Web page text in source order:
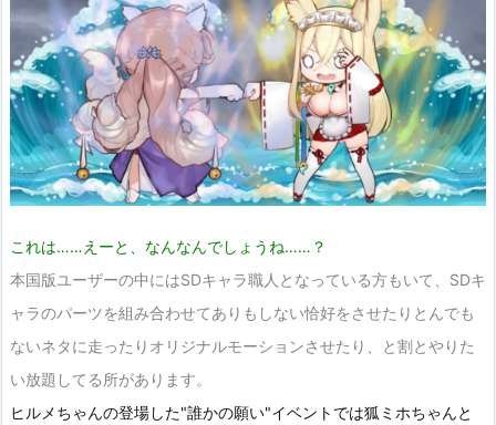
これは……えーと、なんなんでしょうね……？
本国版ユーザーの中にはSDキャラ職人となっている方もいて、SDキ
ャラのパーツを組み合わせてありもしない恰好をさせたりとんでも
ないネタに走ったりオリジナルモーションさせたり、と割とやりた
い放題してる所があります。
ヒルメちゃんの登場した"誰かの願い"イベントでは狐ミホちゃんと